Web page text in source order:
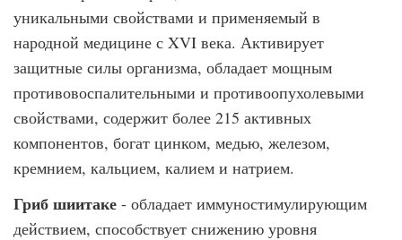
уникальными свойствами и применяемый в
народной медицине с XVI века. Активирует
защитные силы организма, обладает мощным
противовоспалительными и противоопухолевыми
свойствами, содержит более 215 активных
компонентов, богат цинком, медью, железом,
кремнием, кальцием, калием и натрием.
Гриб шиитаке - обладает иммуностимулирующим
действием, способствует снижению уровня